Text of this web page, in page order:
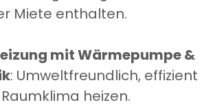
Miete enthalten.
mit Wärmepumpe &
: Umweltfreundlich, effizient
heizen.